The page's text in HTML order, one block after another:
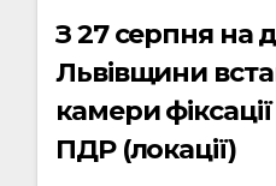
З 27 серпня на
Львівщини
камери
ПДР (локації)